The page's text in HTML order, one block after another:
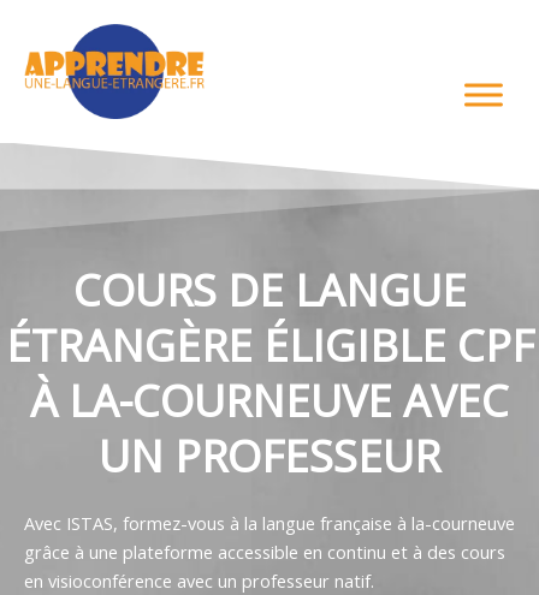
contenu
COURS DE LANGUE
ÉTRANGÈRE ÉLIGIBLE CPF
À LA-COURNEUVE AVEC
UN PROFESSEUR
Avec ISTAS, formez-vous à la langue française à la-courneuve
grâce à une plateforme accessible en continu et à des cours
en visioconférence avec un professeur natif.